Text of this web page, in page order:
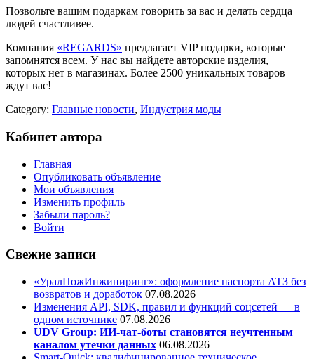
Позвольте вашим подаркам говорить за вас и делать сердца
людей счастливее.
Компания «REGARDS» предлагает VIP подарки, которые
запомнятся всем. У нас вы найдете авторские изделия,
которых нет в магазинах. Более 2500 уникальных товаров
ждут вас!
Category: Главные новости, Индустрия моды
Кабинет автора
Главная
Опубликовать объявление
Мои объявления
Изменить профиль
Забыли пароль?
Войти
Свежие записи
«УралПожИнжиниринг»: оформление паспорта АТЗ без
возвратов и доработок 07.08.2026
Изменения API, SDK, правил и функций соцсетей — в
одном источнике 07.08.2026
UDV Group: ИИ-чат-боты становятся неучтенным
каналом утечки данных 06.08.2026